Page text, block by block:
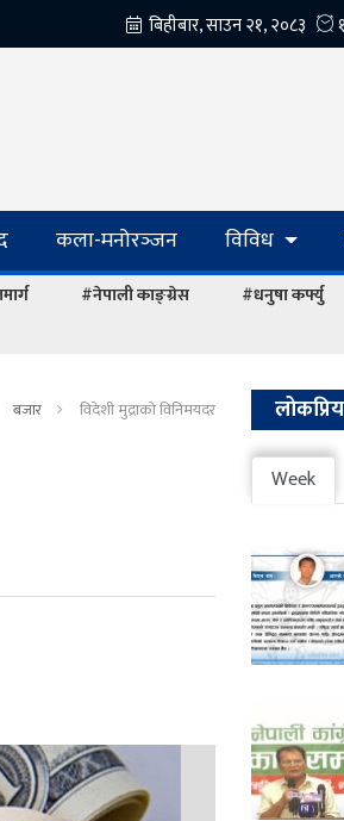
कला-मनोरञ्‍जन विविध
#नेपाली काङ्ग्रेस #धनुषा कर्फ्यु
बजार विदेशी मुद्राको विनिमयदर लोकप्रिय
Week